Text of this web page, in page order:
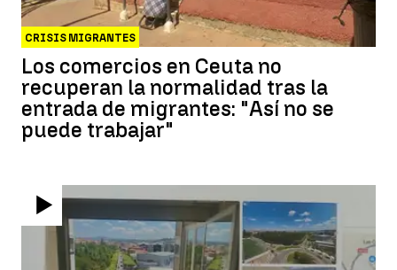
CRISIS MIGRANTES
Los comercios en Ceuta no
recuperan la normalidad tras la
entrada de migrantes: "Así no se
puede trabajar"